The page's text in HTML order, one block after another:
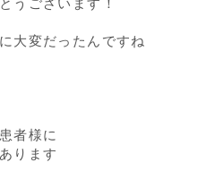
うございます！
大変だったんですね
者様に
ります